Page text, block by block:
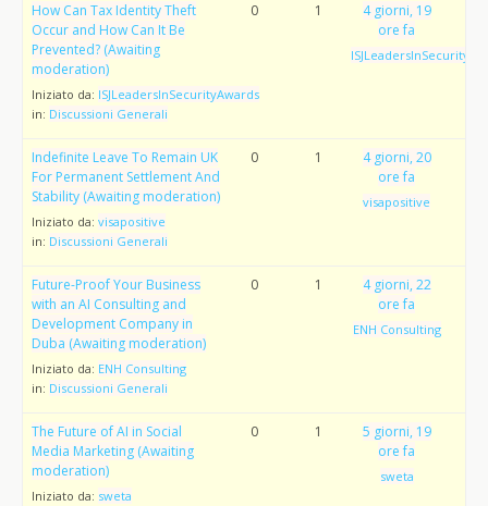
How Can Tax Identity Theft
Occur and How Can It Be
Prevented? (Awaiting
moderation)
Iniziato da: ISJLeadersInSecurityAwards
in: Discussioni Generali
0 1
4 giorni, 19
ore fa
Indefinite Leave To Remain UK
For Permanent Settlement And
Stability (Awaiting moderation)
Iniziato da: visapositive
in: Discussioni Generali
0 1
4 giorni, 20
ore fa
visapositive
Future-Proof Your Business
with an AI Consulting and
Development Company in
Duba (Awaiting moderation)
Iniziato da: ENH Consulting
in: Discussioni Generali
0 1
4 giorni, 22
ore fa
ENH Consulting
The Future of AI in Social
Media Marketing (Awaiting
moderation)
Iniziato da: sweta
0 1
5 giorni, 19
ore fa
sweta